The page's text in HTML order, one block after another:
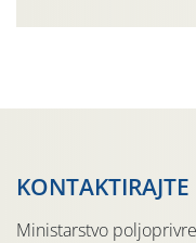
Ministarstvo